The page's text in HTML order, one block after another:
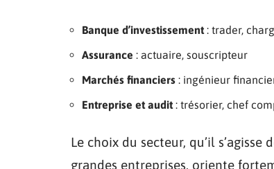
Banque d’investissement: trader,
Assurance : actuaire, souscripteur
Marchés financiers : ingénieur
Entreprise et audit: trésorier, chef
Le choix du secteur, qu’il s’agisse
grandes entreprises, oriente